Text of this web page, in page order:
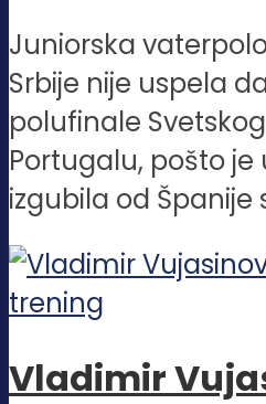
Juniorska
Srbije nije uspela
polufinale
Portugalu, pošto
izgubila od Španije
Vladimir